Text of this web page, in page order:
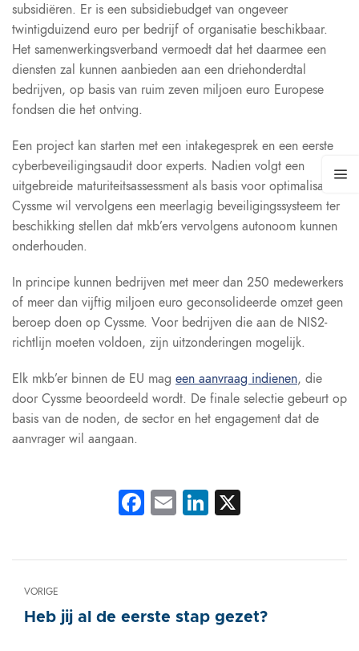
subsidiëren. Er is een subsidiebudget van ongeveer
twintigduizend euro per bedrijf of organisatie beschikbaar.
Het samenwerkingsverband vermoedt dat het daarmee een
diensten zal kunnen aanbieden aan een driehonderdtal
bedrijven, op basis van ruim zeven miljoen euro Europese
fondsen die het ontving.
Een project kan starten met een intakegesprek en een eerste
cyberbeveiligingsaudit door experts. Nadien volgt een
uitgebreide maturiteitsassessment als basis voor optimalisaties.
Cyssme wil vervolgens een meerlagig beveiligingssysteem ter
beschikking stellen dat mkb’ers vervolgens autonoom kunnen
onderhouden.
In principe kunnen bedrijven met meer dan 250 medewerkers
of meer dan vijftig miljoen euro geconsolideerde omzet geen
beroep doen op Cyssme. Voor bedrijven die aan de NIS2-
richtlijn moeten voldoen, zijn uitzonderingen mogelijk.
Elk mkb’er binnen de EU mag een aanvraag indienen, die
door Cyssme beoordeeld wordt. De finale selectie gebeurt op
basis van de noden, de sector en het engagement dat de
aanvrager wil aangaan.
Facebook
EmailLinkedIn
VORIGE
Heb jij al de eerste stap gezet?